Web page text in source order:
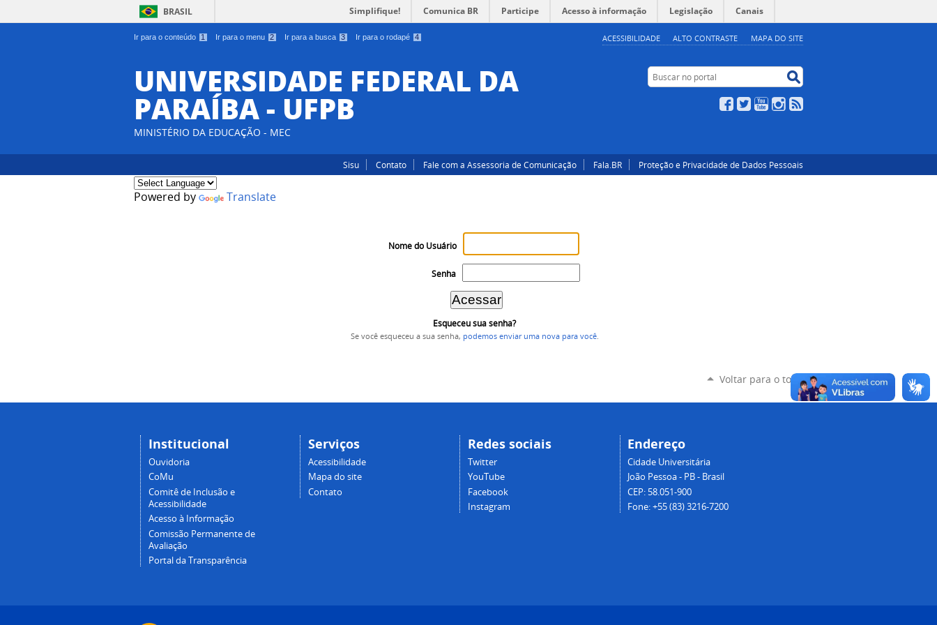
Ir para o conteúdo 1 Ir para o menu 2 Ir para a busca 3 Ir para o rodapé 4 ACESSIBILIDADE ALTO CONTRASTE MAPA DO SITE
BRASIL Simplifique! Comunica BR Participe Acesso à informação Legislação Canais
UNIVERSIDADE FEDERAL DA
PARAÍBA - UFPB
MINISTÉRIO DA EDUCAÇÃO - MEC
Buscar no portal
Facebook
TwitterYouTubeInstagram
Sisu Contato Fale com a Assessoria de Comunicação Fala.BR Proteção e Privacidade de Dados Pessoais
Powered by Translate
Nome do Usuário
Senha
Esqueceu sua senha?
Se você esqueceu a sua senha, podemos enviar uma nova para você.
Voltar para o topo
Institucional
Ouvidoria
CoMu
Comitê de Inclusão e
Acessibilidade
Acesso à Informação
Comissão Permanente de
Avaliação
Portal da Transparência
Serviços
Acessibilidade
Mapa do site
Contato
Redes sociais
Twitter
YouTube
Facebook
Instagram
Endereço
Cidade Universitária
João Pessoa - PB - Brasil
CEP: 58.051-900
Fone: +55 (83) 3216-7200